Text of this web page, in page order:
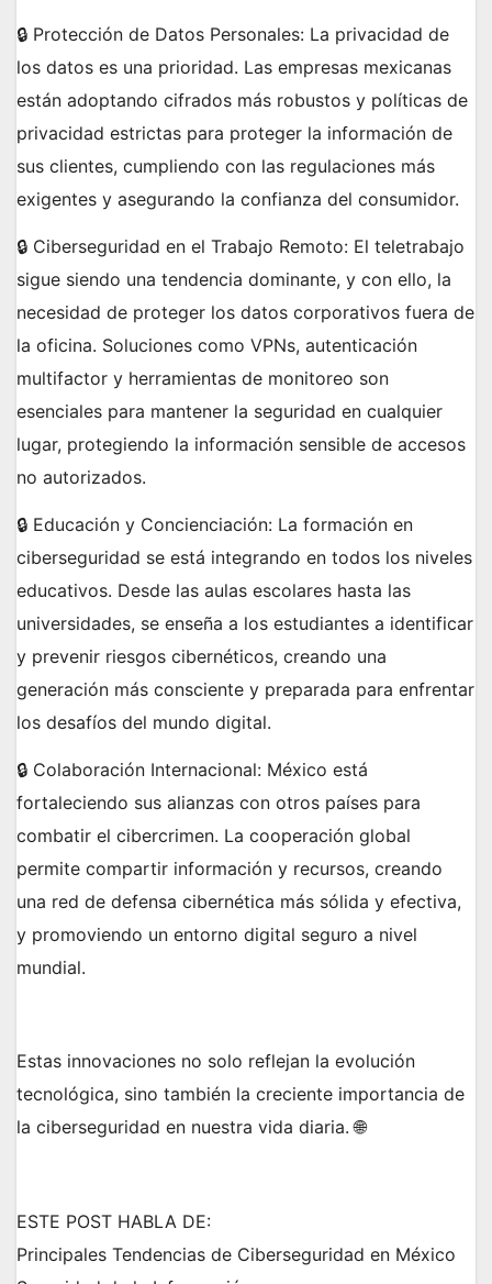
🔒 Protección de Datos Personales: La privacidad de
los datos es una prioridad. Las empresas mexicanas
están adoptando cifrados más robustos y políticas de
privacidad estrictas para proteger la información de
sus clientes, cumpliendo con las regulaciones más
exigentes y asegurando la confianza del consumidor.
🔒 Ciberseguridad en el Trabajo Remoto: El teletrabajo
sigue siendo una tendencia dominante, y con ello, la
necesidad de proteger los datos corporativos fuera de
la oficina. Soluciones como VPNs, autenticación
multifactor y herramientas de monitoreo son
esenciales para mantener la seguridad en cualquier
lugar, protegiendo la información sensible de accesos
no autorizados.
🔒 Educación y Concienciación: La formación en
ciberseguridad se está integrando en todos los niveles
educativos. Desde las aulas escolares hasta las
universidades, se enseña a los estudiantes a identificar
y prevenir riesgos cibernéticos, creando una
generación más consciente y preparada para enfrentar
los desafíos del mundo digital.
🔒 Colaboración Internacional: México está
fortaleciendo sus alianzas con otros países para
combatir el cibercrimen. La cooperación global
permite compartir información y recursos, creando
una red de defensa cibernética más sólida y efectiva,
y promoviendo un entorno digital seguro a nivel
mundial.
Estas innovaciones no solo reflejan la evolución
tecnológica, sino también la creciente importancia de
la ciberseguridad en nuestra vida diaria. 🌐
ESTE POST HABLA DE:
Principales Tendencias de Ciberseguridad en México